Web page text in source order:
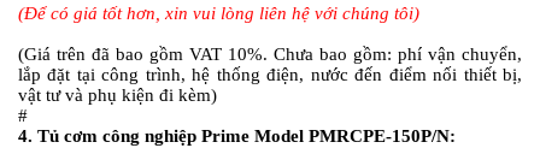
(Để có giá tốt hơn, xin vui lòng liên hệ với chúng tôi)
(Giá trên đã bao gồm VAT 10%. Chưa bao gồm: phí vận chuyển,
lắp đặt tại công trình, hệ thống điện, nước đến điểm nối thiết bị,
vật tư và phụ kiện đi kèm)
#
4. Tủ cơm công nghiệp Prime Model PMRCPE-150P/N: